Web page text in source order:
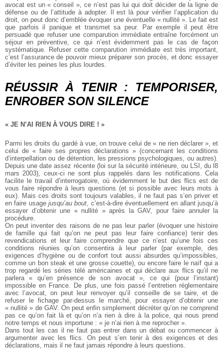
avocat est un « conseil », ce n’est pas lui qui doit décider de la ligne de
défense ou de l’attitude à adopter. Il est là pour vérifier l’application du
droit, on peut donc d’emblée évoquer une éventuelle « nullité ». Le fait est
que parfois il panique et transmet sa peur. Par exemple il peut être
persuadé que refuser une comparution immédiate entraîne forcément un
séjour en préventive, ce qui n’est évidemment pas le cas de façon
systématique. Refuser cette comparution immédiate est très important,
c’est l’assurance de pouvoir mieux préparer son procès, et donc essayer
d’éviter les peines les plus lourdes.
RÉUSSIR À TENIR : TEMPORISER,
ENROBER SON SILENCE
« JE N’AI RIEN À VOUS DIRE ! »
Parmi les droits du gardé à vue, on trouve celui de « ne rien déclarer », et
celui de « faire ses propres déclarations » (concernant les conditions
d’interpellation ou de détention, les pressions psychologiques, ou autres).
Depuis une date assez récente (loi sur la sécurité intérieure, ou LSI, du l8
mars 2003), ceux-ci ne sont plus rappelés dans les notifications. Cela
facilite le travail d’interrogatoire, où évidemment le but des flics est de
vous faire répondre à leurs questions (et si possible avec leurs mots à
eux). Mais ces droits sont toujours valables, il ne faut pas s’en priver et
en faire usage jusqu’au bout, c’est-à-dire éventuellement en allant jusqu’à
essayer d’obtenir une « nullité » après la GAV, pour faire annuler la
procédure.
On peut inventer des raisons de ne pas leur parler (évoquer une histoire
de famille qui fait qu’on ne peut pas leur faire confiance) tenir des
revendications et leur faire comprendre que ce n’est qu’une fois ces
conditions réunies qu’on consentira à leur parler (par exemple, des
exigences d’hygiène ou de confort tout aussi absurdes qu’impossibles,
comme un bon steak et une grosse couette), ou encore faire le naïf qui a
trop regardé les séries télé américaines et qui déclare aux flics qu’il ne
parlera « qu’en présence de son avocat », ce qui (pour l’instant)
impossible en France. De plus, une fois passé l’entretien réglementaire
avec l’avocat, on peut leur renvoyer qu’il conseille de se taire, et de
refuser le fichage par-dessus le marché, pour essayer d’obtenir une
« nullité » de GAV. On peut enfin simplement décréter qu’on ne comprend
pas ce qu’on fait là et qu’on n’a rien à dire à la police, qui nous prend
notre temps et nous importune : « je n’ai rien à me reprocher ».
Dans tout les cas il ne faut pas entrer dans un débat ou commencer à
argumenter avec les flics. On peut s’en tenir à des exigences et des
déclarations, mais il ne faut jamais répondre à leurs questions.